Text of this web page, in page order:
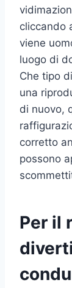
cliccando
viene
luogo di
Che tipo
una
di nuovo,
corretto
possono
Per il